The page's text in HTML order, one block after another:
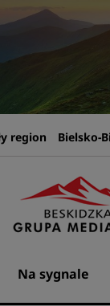
region Bielsko-
Na sygnale